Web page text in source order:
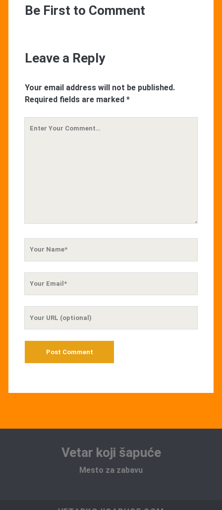
Be First to Comment
Leave a Reply
Your email address will not be published.
Required fields are marked *
Vetar koji šapuće
Mesto za zabavu